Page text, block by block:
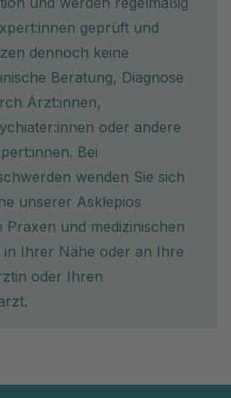
geprüft und
dennoch keine
Beratung, Diagnose
Ärzt:innen,
oder andere
Bei
wenden Sie sich
unserer Asklepios
Praxen und medizinischen
Ihrer Nähe oder an Ihre
oder Ihren